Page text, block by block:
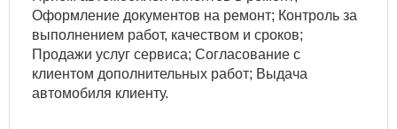
Оформление документов на ремонт; Контроль за
выполнением работ, качеством и сроков;
Продажи услуг сервиса; Согласование с
клиентом дополнительных работ; Выдача
автомобиля клиенту.